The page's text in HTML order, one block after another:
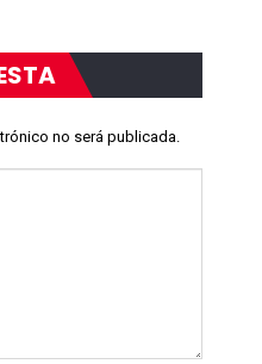
no será publicada.